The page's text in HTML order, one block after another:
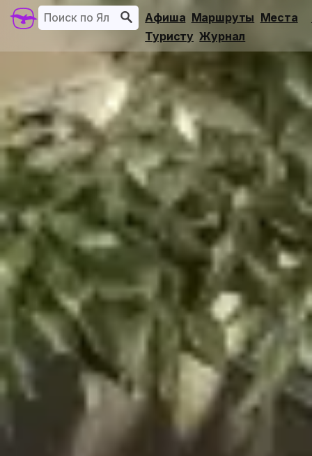
Афиша Маршруты Места
Туристу Журнал